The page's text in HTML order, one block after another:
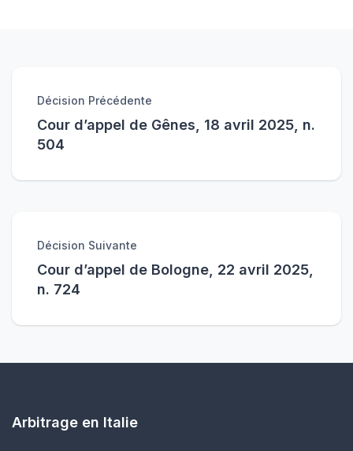
Décision Précédente
Cour d’appel de Gênes, 18 avril 2025, n.
504
Décision Suivante
Cour d’appel de Bologne, 22 avril 2025,
n. 724
Arbitrage en Italie